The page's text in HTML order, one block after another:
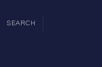
SEARCH